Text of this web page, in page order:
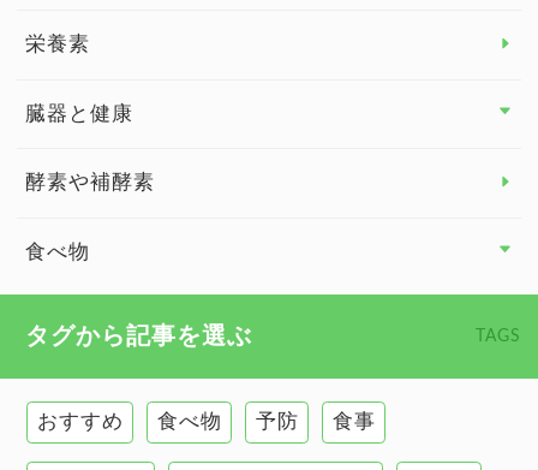
栄養素
臓器と健康
臓器と健康 トップ
慢性疲労
甲状腺
酵素や補酵素
食べ物
タグから記事を選ぶ TAGS
おすすめ 食べ物 予防 食事